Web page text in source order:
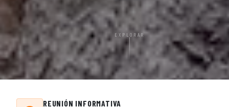
EXPLORAR
REUNIÓN INFORMATIVA